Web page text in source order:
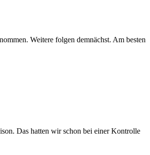
Weitere folgen demnächst. Am besten
Das hatten wir schon bei einer Kontrolle